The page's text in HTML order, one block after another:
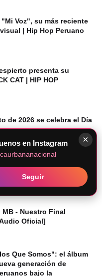
Voz", su más reciente
| Hip Hop Peruano
presenta su
CAT | HIP HOP
de 2026 se celebra el Día
- Ropisagu Ft. Lui Wey &
Port)
- Nuestro Final
Oficial]
Que Somos": el álbum
generación de
bajo la
×
en Instagram
Seguir